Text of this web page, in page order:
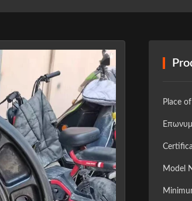
Place
Model